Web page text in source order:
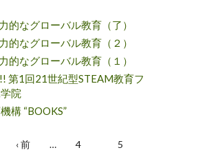
なグローバル教育（了）
なグローバル教育（２）
なグローバル教育（１）
第1回21世紀型STEAM教育フ
院
構 “BOOKS”
‹ 前 … 4 5